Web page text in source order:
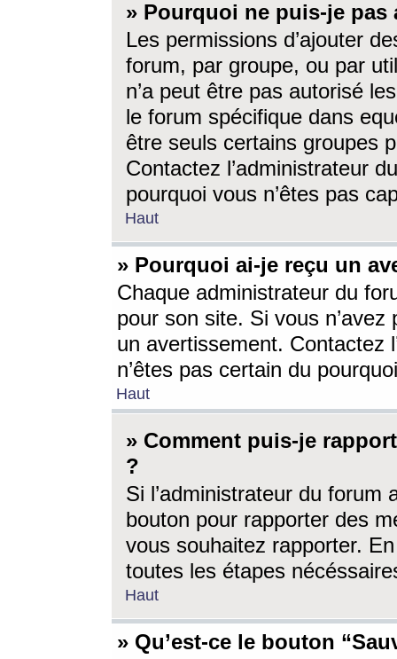
» Pourquoi ne puis-je
Les permissions d’ajouter
forum, par groupe, ou par
n’a peut être pas autorisé
le forum spécifique dans
être seuls certains groupes
Contactez l’administrateur
pourquoi vous n’êtes pas
Haut
» Pourquoi ai-je reçu un
Chaque administrateur du
pour son site. Si vous
un avertissement. Contactez
n’êtes pas certain du
Haut
» Comment puis-je
?
Si l’administrateur du forum
bouton pour rapporter des
vous souhaitez rapporter.
toutes les étapes
Haut
» Qu’est-ce le bouton